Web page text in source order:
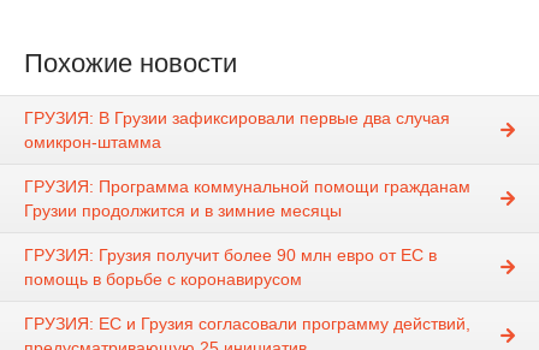
Похожие новости
ГРУЗИЯ: В Грузии зафиксировали первые два случая
омикрон-штамма
ГРУЗИЯ: Программа коммунальной помощи гражданам
Грузии продолжится и в зимние месяцы
ГРУЗИЯ: Грузия получит более 90 млн евро от ЕС в
помощь в борьбе с коронавирусом
ГРУЗИЯ: ЕС и Грузия согласовали программу действий,